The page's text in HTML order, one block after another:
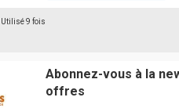
| Utilisé 9 fois
Abonnez-vous à la
offres